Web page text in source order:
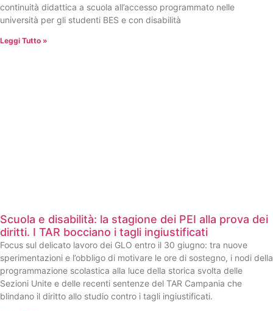
continuità didattica a scuola all’accesso programmato nelle
università per gli studenti BES e con disabilità
Leggi Tutto »
Scuola e disabilità: la stagione dei PEI alla prova dei
diritti. I TAR bocciano i tagli ingiustificati
Focus sul delicato lavoro dei GLO entro il 30 giugno: tra nuove
sperimentazioni e l’obbligo di motivare le ore di sostegno, i nodi della
programmazione scolastica alla luce della storica svolta delle
Sezioni Unite e delle recenti sentenze del TAR Campania che
blindano il diritto allo studio contro i tagli ingiustificati.